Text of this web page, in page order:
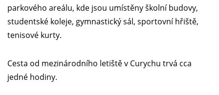
parkového areálu, kde jsou umístěny školní budovy,
studentské koleje, gymnastický sál, sportovní hřiště,
tenisové kurty.
Cesta od mezinárodního letiště v Curychu trvá cca
jedné hodiny.